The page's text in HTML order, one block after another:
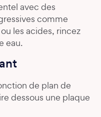
avec des
comme
les acides, rincez
eau.
de plan de
dessous une plaque